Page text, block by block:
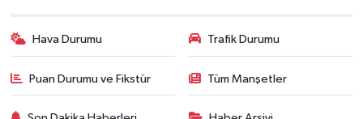
Hava Durumu Trafik Durumu
Puan Durumu ve Fikstür Tüm Manşetler